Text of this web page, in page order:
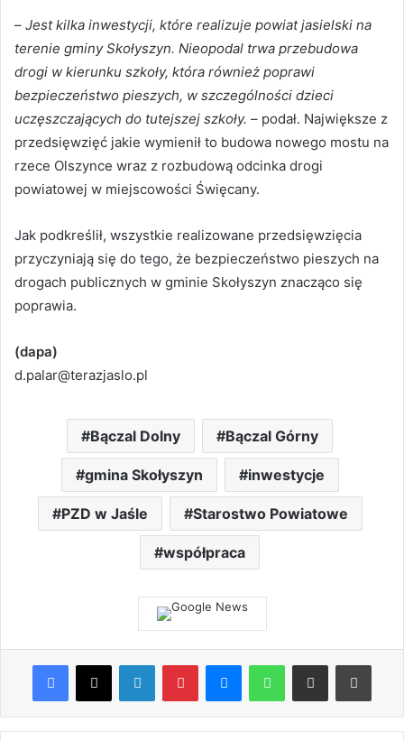
– Jest kilka inwestycji, które realizuje powiat jasielski na
terenie gminy Skołyszyn. Nieopodal trwa przebudowa
drogi w kierunku szkoły, która również poprawi
bezpieczeństwo pieszych, w szczególności dzieci
uczęszczających do tutejszej szkoły. – podał. Największe z
przedsięwzięć jakie wymienił to budowa nowego mostu na
rzece Olszynce wraz z rozbudową odcinka drogi
powiatowej w miejscowości Święcany.
Jak podkreślił, wszystkie realizowane przedsięwzięcia
przyczyniają się do tego, że bezpieczeństwo pieszych na
drogach publicznych w gminie Skołyszyn znacząco się
poprawia.
(dapa)
d.palar@terazjaslo.pl
Bączal Dolny Bączal Górny
gmina Skołyszyn inwestycje
PZD w Jaśle Starostwo Powiatowe
współpraca
Facebook
X LinkedInPinterestMessengerWhatsAppShare via Email Print